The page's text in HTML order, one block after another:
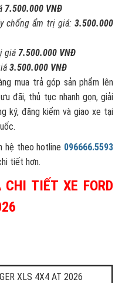
7.500.000 VNĐ
chống ẩm trị giá: 3.500.000
giá 7.500.000 VNĐ
3.500.000 VNĐ
mua trả góp sản phẩm lên
đãi, thủ tục nhanh gọn, giải
ký, đăng kiểm và giao xe tại
hệ theo hotline 096666.5593
tiết hơn.
TIẾT XE FORD
XLS 4X4 AT 2026